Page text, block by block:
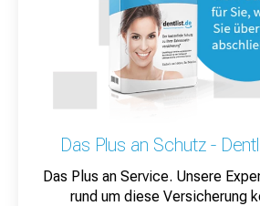
Das Plus an Schutz -
Das Plus an Service. Unsere
rund um diese Versicherung